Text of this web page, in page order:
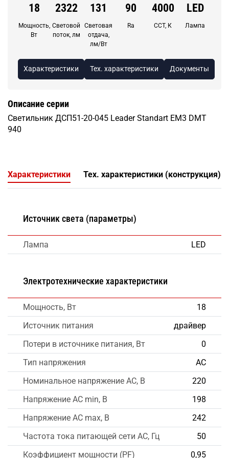
18
Мощность,
Вт
2322
Световой
поток, лм
131
Световая
отдача,
лм/Вт
90
Ra
4000
CCT, К
LED
Лампа
Характеристики Тех. характеристики Документы
Описание серии
Светильник ДСП51-20-045 Leader Standart ЕМ3 DМТ
940
Характеристики Тех. характеристики (конструкция)
Источник света (параметры)
Лампа LED
Электротехнические характеристики
Мощность, Вт
18
Источник питания
драйвер
Потери в источнике питания, Вт
0
Тип напряжения
AC
Номинальное напряжение AC, В
220
Напряжение AC min, В
198
Напряжение AC max, В
242
Частота тока питающей сети AC, Гц
50
Коэффициент мощности (PF)
0,95